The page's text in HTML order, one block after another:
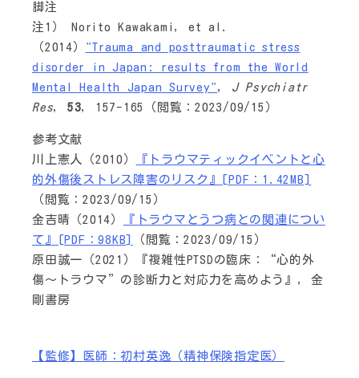
脚注
注1） Norito Kawakami, et al.
（2014） "Trauma and posttraumatic stress
disorder in Japan: results from the World
Mental Health Japan Survey" , J Psychiatr
Res, 53, 157-165（閲覧：2023/09/15）
参考文献
川上憲人（2010）
『トラウマティックイベントと心
的外傷後ストレス障害のリスク』[PDF：1.42MB]
（閲覧：2023/09/15）
金吉晴（2014）
『トラウマとうつ病との関連につい
て』[PDF：98KB]
（閲覧：2023/09/15）
原田誠一（2021）『複雑性PTSDの臨床：“心的外
傷～トラウマ”の診断力と対応力を高めよう』, 金
剛書房
【監修】医師：初村英逸（精神保険指定医）